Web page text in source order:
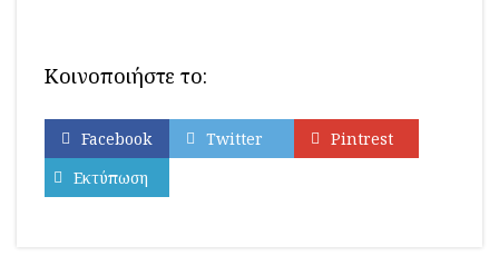
Κοινοποιήστε το:
Facebook Twitter
Pintrest
Εκτύπωση